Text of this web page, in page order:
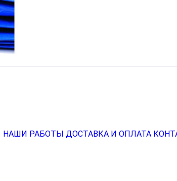
НАШИ РАБОТЫ ДОСТАВКА И ОПЛАТА